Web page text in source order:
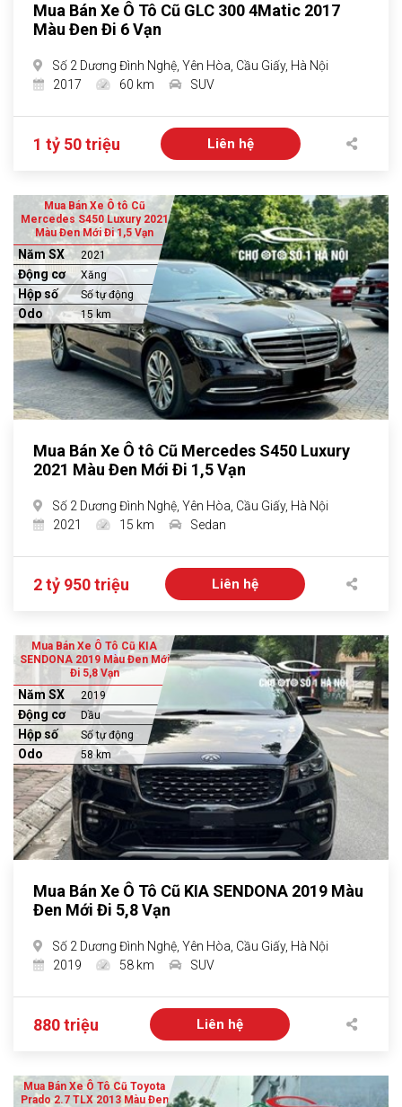
Mua Bán Xe Ô Tô Cũ GLC 300 4Matic 2017
Màu Đen Đi 6 Vạn
Số 2 Dương Đình Nghệ, Yên Hòa, Cầu Giấy, Hà Nội
2017
60 km SUV
1 tỷ 50 triệu Liên hệ
Mua Bán Xe Ô tô Cũ
Mercedes S450 Luxury 2021
Màu Đen Mới Đi 1,5 Vạn
Năm SX 2021
Động cơ Xăng
Hộp số Số tự động
Odo 15 km
Mua Bán Xe Ô tô Cũ Mercedes S450 Luxury
2021 Màu Đen Mới Đi 1,5 Vạn
Số 2 Dương Đình Nghệ, Yên Hòa, Cầu Giấy, Hà Nội
2021
15 km Sedan
2 tỷ 950 triệu Liên hệ
Mua Bán Xe Ô Tô Cũ KIA
SENDONA 2019 Màu Đen Mới
Đi 5,8 Vạn
Năm SX 2019
Động cơ Dầu
Hộp số Số tự động
Odo 58 km
Mua Bán Xe Ô Tô Cũ KIA SENDONA 2019 Màu
Đen Mới Đi 5,8 Vạn
Số 2 Dương Đình Nghệ, Yên Hòa, Cầu Giấy, Hà Nội
2019
58 km SUV
880 triệu Liên hệ
Mua Bán Xe Ô Tô Cũ Toyota
Prado 2.7 TLX 2013 Màu Đen